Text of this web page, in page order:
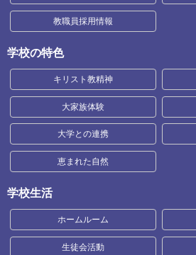
教職員採用情報
学校の特色
キリスト教精神
大家族体験
大学との連携
恵まれた自然
学校生活
ホームルーム
生徒会活動